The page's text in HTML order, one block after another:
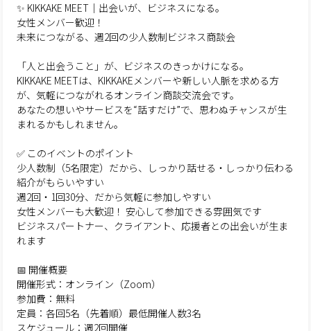
✨ KIKKAKE MEET｜出会いが、ビジネスになる。
女性メンバー歓迎！
未来につながる、週2回の少人数制ビジネス商談会
「人と出会うこと」が、ビジネスのきっかけになる。
KIKKAKE MEETは、KIKKAKEメンバーや新しい人脈を求める方
が、気軽につながれるオンライン商談交流会です。
あなたの想いやサービスを“話すだけ”で、思わぬチャンスが生
まれるかもしれません。
✅ このイベントのポイント
少人数制（5名限定）だから、しっかり話せる・しっかり伝わる
紹介がもらいやすい
週2回・1回30分、だから気軽に参加しやすい
女性メンバーも大歓迎！ 安心して参加できる雰囲気です
ビジネスパートナー、クライアント、応援者との出会いが生ま
れます
📅 開催概要
開催形式：オンライン（Zoom）
参加費：無料
定員：各回5名（先着順）最低開催人数3名
スケジュール：週2回開催